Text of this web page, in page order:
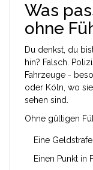
Was
ohne
Du denkst, du
hin? Falsch.
Fahrzeuge -
oder Köln, wo
sehen sind.
Ohne gültigen
Eine
Einen Punkt in